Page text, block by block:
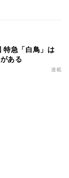
特急「白鳥」は
ある
連載